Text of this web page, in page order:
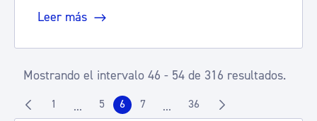
Leer más
Mostrando el intervalo 46 - 54 de 316 resultados.
Página
1 ...Páginas intermedias Use TAB para desplazarse.
Página
5 Página
6 Página
7 ...Páginas intermedias Use TAB
Página
36